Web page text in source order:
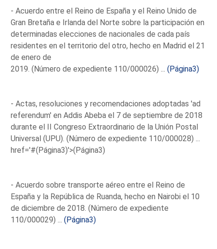
- Acuerdo entre el Reino de España y el Reino Unido de
Gran Bretaña e Irlanda del Norte sobre la participación en
determinadas elecciones de nacionales de cada país
residentes en el territorio del otro, hecho en Madrid el 21
de enero de
2019. (Número de expediente 110/000026) ...(Página3)
- Actas, resoluciones y recomendaciones adoptadas 'ad
referendum' en Addis Abeba el 7 de septiembre de 2018
durante el II Congreso Extraordinario de la Unión Postal
Universal (UPU). (Número de expediente 110/000028) ...
href='#(Página3)'>(Página3)
- Acuerdo sobre transporte aéreo entre el Reino de
España y la República de Ruanda, hecho en Nairobi el 10
de diciembre de 2018. (Número de expediente
110/000029) ...(Página3)